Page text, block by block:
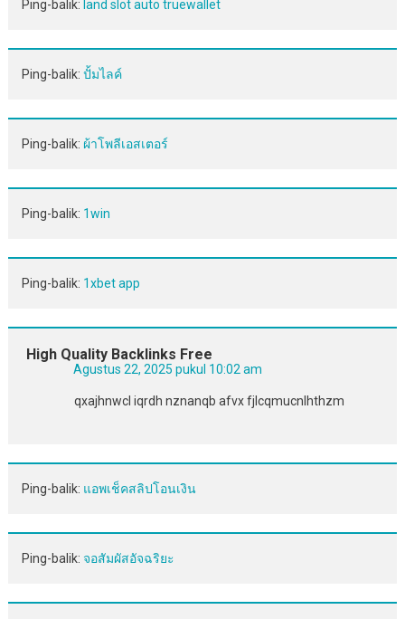
Ping-balik: land slot auto truewallet
Ping-balik: ปั้มไลค์
Ping-balik: ผ้าโพลีเอสเตอร์
Ping-balik: 1win
Ping-balik: 1xbet app
High Quality Backlinks Free
Agustus 22, 2025 pukul 10:02 am
qxajhnwcl iqrdh nznanqb afvx fjlcqmucnlhthzm
Ping-balik: แอพเช็คสลิปโอนเงิน
Ping-balik: จอสัมผัสอัจฉริยะ